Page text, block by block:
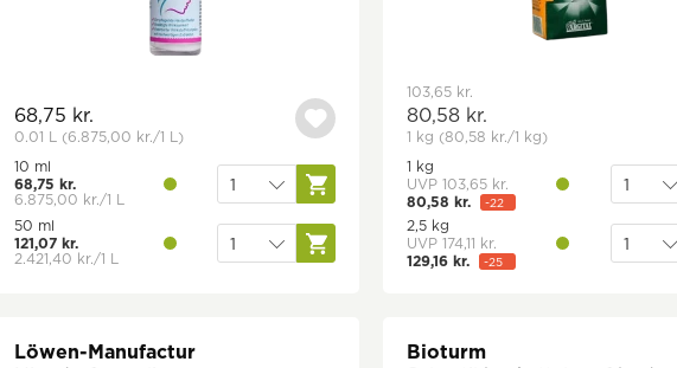
68,75 kr.
0.01 L (6.875,00 kr./1 L)
10 ml
68,75 kr.
6.875,00 kr./1 L
50 ml
121,07 kr.
2.421,40 kr./1 L
103,65 kr.
80,58 kr.
1 kg (80,58 kr./1 kg)
1 kg
UVP 103,65 kr.
80,58 kr.
-22
80,58 kr./1 kg
2,5 kg
UVP 174,11 kr.
129,16 kr.
-25
Löwen-Manufactur
Bioturm